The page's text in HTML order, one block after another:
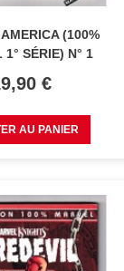
(100%
1° SÉRIE) N° 1
€
AU PANIER